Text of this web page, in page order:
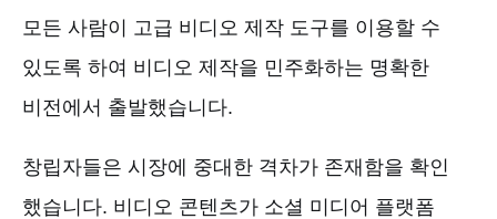
모든 사람이 고급 비디오 제작 도구를 이용할 수
있도록 하여 비디오 제작을 민주화하는 명확한
비전에서 출발했습니다.
창립자들은 시장에 중대한 격차가 존재함을 확인
했습니다. 비디오 콘텐츠가 소셜 미디어 플랫폼